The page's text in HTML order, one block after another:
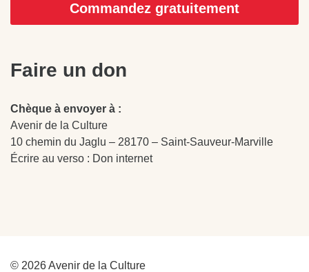
Commandez gratuitement
Faire un don
Chèque à envoyer à :
Avenir de la Culture
10 chemin du Jaglu – 28170 – Saint-Sauveur-Marville
Écrire au verso : Don internet
© 2026 Avenir de la Culture